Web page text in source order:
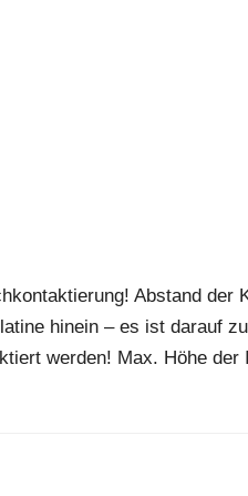
Abstand der
hinein – es ist darauf
werden! Max. Höhe der